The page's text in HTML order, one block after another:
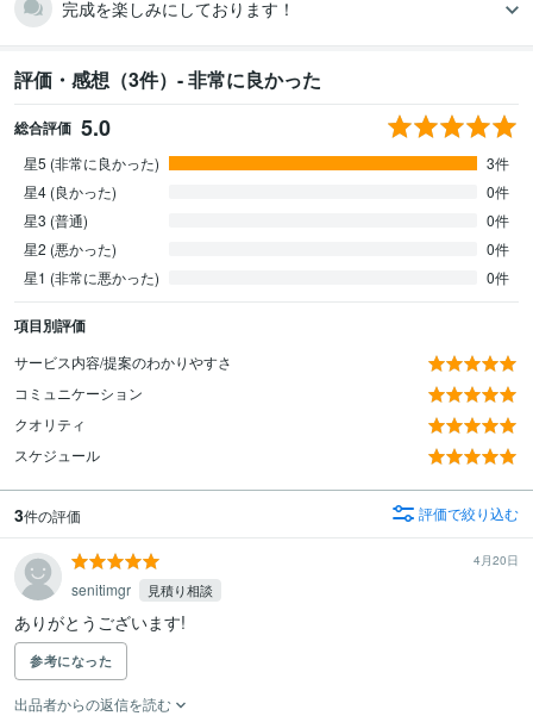
完成を楽しみにしております！
評価・感想（3件）- 非常に良かった
総合評価 5.0
星5 (非常に良かった)
3件
星4 (良かった)
0件
星3 (普通)
0件
星2 (悪かった)
0件
星1 (非常に悪かった)
0件
項目別評価
サービス内容/提案のわかりやすさ
コミュニケーション
クオリティ
スケジュール
3件の評価 評価で絞り込む
4月20日
senitimgr 見積り相談
ありがとうございます!
参考になった
出品者からの返信を読む